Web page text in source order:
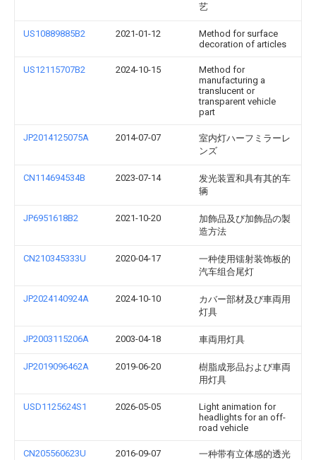
艺
US10889885B2 2021-01-12
Method for surface
decoration of articles
US12115707B2 2024-10-15
Method for
manufacturing a
translucent or
transparent vehicle
part
JP2014125075A 2014-07-07
室内灯ハーフミラーレ
ンズ
CN114694534B 2023-07-14
发光装置和具有其的车
辆
JP6951618B2 2021-10-20
加飾品及び加飾品の製
造方法
CN210345333U 2020-04-17
一种使用镭射装饰板的
汽车组合尾灯
JP2024140924A 2024-10-10
カバー部材及び車両用
灯具
JP2003115206A 2003-04-18 車両用灯具
JP2019096462A 2019-06-20
樹脂成形品および車両
用灯具
USD1125624S1 2026-05-05
Light animation for
headlights for an off-
road vehicle
CN205560623U 2016-09-07
一种带有立体感的透光